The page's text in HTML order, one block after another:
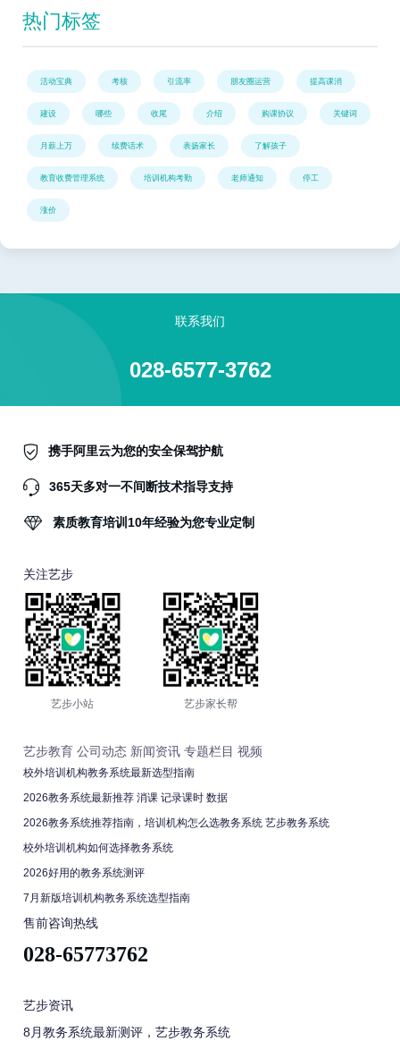
热门标签
活动宝典 考核 引流率 朋友圈运营 提高课消
建设 哪些 收尾 介绍 购课协议 关键词
月薪上万 续费话术 表扬家长 了解孩子
教育收费管理系统 培训机构考勤 老师通知 停工
涨价
联系我们
028-6577-3762
携手阿里云为您的安全保驾护航
365天多对一不间断技术指导支持
素质教育培训10年经验为您专业定制
关注艺步
艺步小站 艺步家长帮
艺步教育 公司动态 新闻资讯 专题栏目 视频
校外培训机构教务系统最新选型指南
2026教务系统最新推荐 消课 记录课时 数据
2026教务系统推荐指南，培训机构怎么选教务系统 艺步教务系统
校外培训机构如何选择教务系统
2026好用的教务系统测评
7月新版培训机构教务系统选型指南
售前咨询热线
028-65773762
艺步资讯
8月教务系统最新测评，艺步教务系统